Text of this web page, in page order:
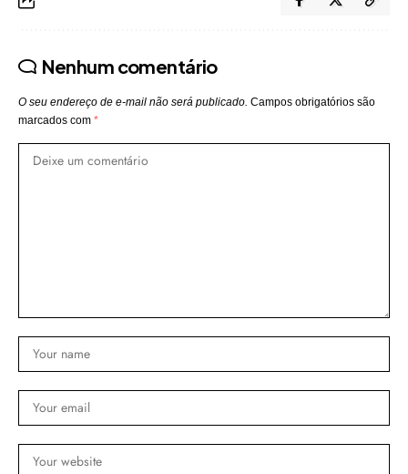
Nenhum comentário
O seu endereço de e-mail não será publicado. Campos obrigatórios são
marcados com *